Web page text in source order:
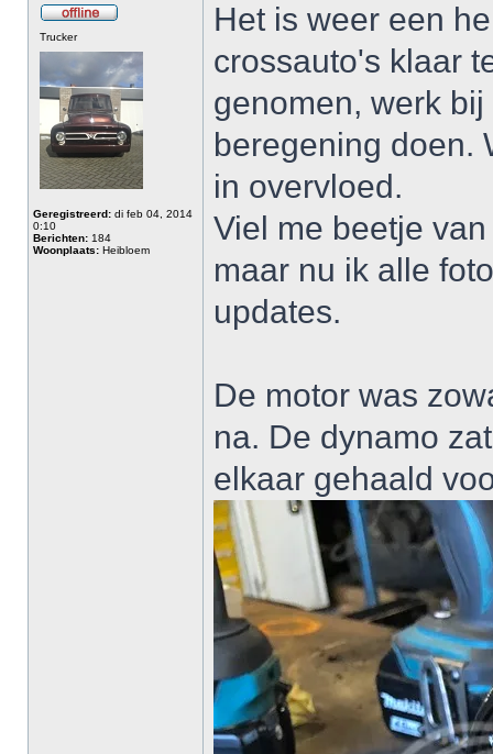
Trucker
Geregistreerd: di feb 04, 2014
0:10
Berichten: 184
Woonplaats: Heibloem
Het is weer een
crossauto's klaar
genomen, werk
beregening doen.
in overvloed.
Viel me beetje
maar nu ik alle
updates.
De motor was
na. De dynamo
elkaar gehaald